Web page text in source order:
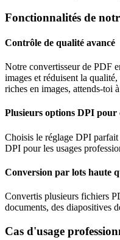
Fonctionnalités de
Contrôle de qualité avancé
Notre convertisseur de PDF
images et réduisent la
riches en images, attends-toi
Plusieurs options DPI pour
Choisis le réglage DPI
DPI pour les usages
Conversion par lots haute
Convertis plusieurs fichiers
documents, des diapositives
Cas d'usage